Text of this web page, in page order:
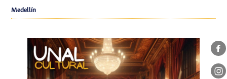
Medellín